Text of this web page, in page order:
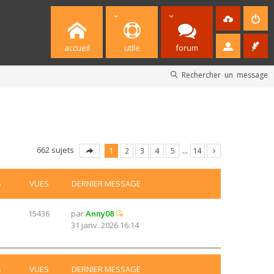
accueil utile forum
Rechercher un message
662 sujets 1 2 3 4 5 … 14
VUES DERNIER MESSAGE
15436 parAnny08
31 janv. 2026 16:14
VUES DERNIER MESSAGE